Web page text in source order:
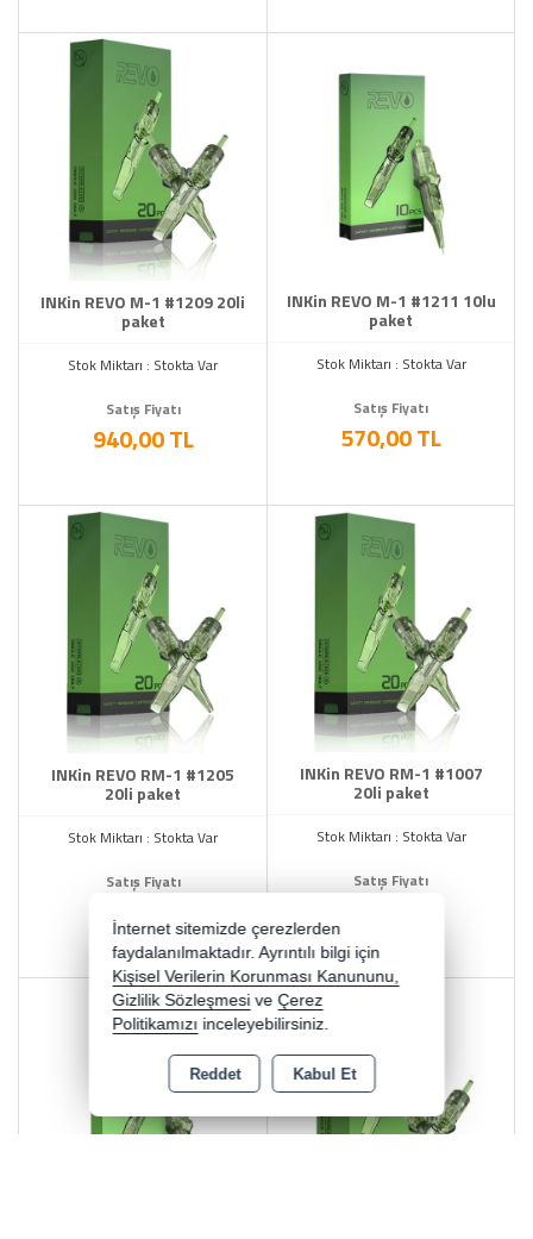
INKin REVO M-1 #1209 20li
paket
Stok Miktarı : Stokta Var
Satış Fiyatı
940,00 TL
INKin REVO M-1 #1211 10lu
paket
Stok Miktarı : Stokta Var
Satış Fiyatı
570,00 TL
INKin REVO RM-1 #1205
20li paket
Stok Miktarı : Stokta Var
Satış Fiyatı
840,00 TL
INKin REVO RM-1 #1007
20li paket
Stok Miktarı : Stokta Var
Satış Fiyatı
İnternet sitemizde çerezlerden
faydalanılmaktadır. Ayrıntılı bilgi için
Kişisel Verilerin Korunması Kanununu,
Gizlilik Sözleşmesi veÇerez
Politikamızı inceleyebilirsiniz.
Reddet Kabul Et